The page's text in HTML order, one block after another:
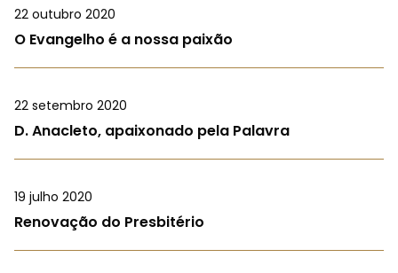
22 outubro 2020
O Evangelho é a nossa paixão
22 setembro 2020
D. Anacleto, apaixonado pela Palavra
19 julho 2020
Renovação do Presbitério